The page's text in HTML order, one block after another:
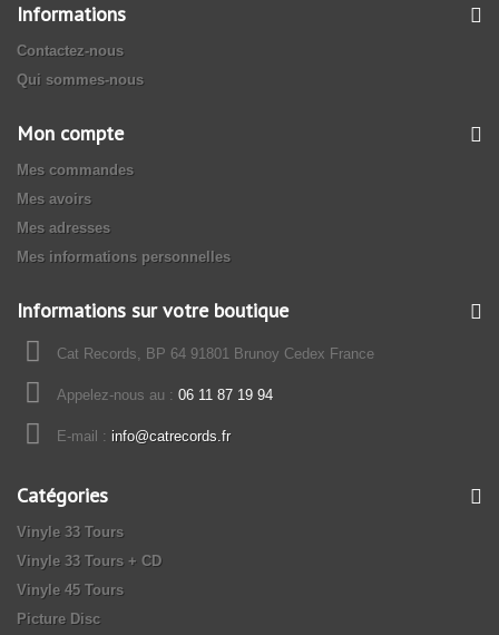
Informations
Contactez-nous
Qui sommes-nous
Mon compte
Mes commandes
Mes avoirs
Mes adresses
Mes informations personnelles
Informations sur votre boutique
Cat Records, BP 64 91801 Brunoy Cedex France
Appelez-nous au : 06 11 87 19 94
E-mail : info@catrecords.fr
Catégories
Vinyle 33 Tours
Vinyle 33 Tours + CD
Vinyle 45 Tours
Picture Disc